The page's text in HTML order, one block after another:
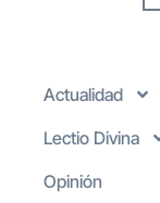
Actualidad
Lectio Divina
Opinión